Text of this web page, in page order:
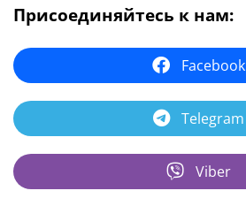
Присоединяйтесь к нам:
Facebook
Telegram
Viber